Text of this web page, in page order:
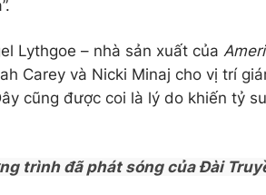
Lythgoe – nhà sản xuất của
Carey và Nicki Minaj cho vị trí
cũng được coi là lý do khiến tỷ
trình đã phát sóng của Đài